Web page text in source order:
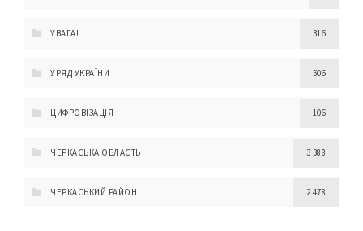
УВАГА! 316
УРЯД УКРАЇНИ 506
ЦИФРОВІЗАЦІЯ 106
ЧЕРКАСЬКА ОБЛАСТЬ 3 388
ЧЕРКАСЬКИЙ РАЙОН 2 478